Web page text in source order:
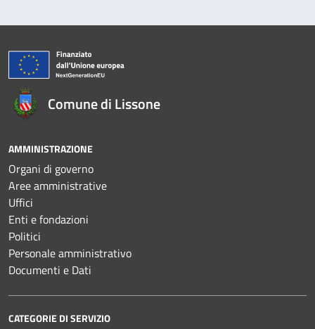
Comune di Lissone
AMMINISTRAZIONE
Organi di governo
Aree amministrative
Uffici
Enti e fondazioni
Politici
Personale amministrativo
Documenti e Dati
CATEGORIE DI SERVIZIO